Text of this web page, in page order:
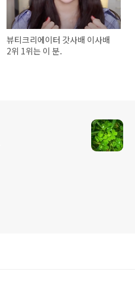
뷰티크리에이터 갓사배 이사배
2위 1위는 이 분.